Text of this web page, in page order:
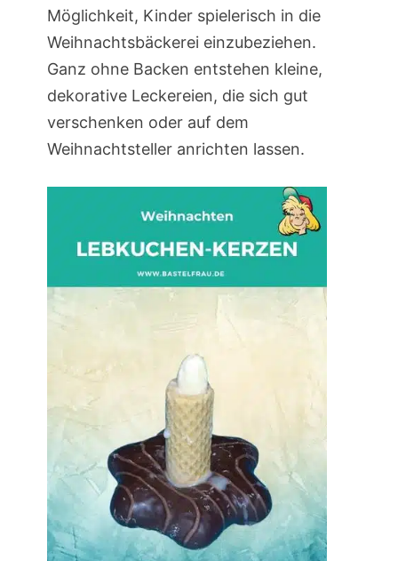
Möglichkeit, Kinder spielerisch in die
Weihnachtsbäckerei einzubeziehen.
Ganz ohne Backen entstehen kleine,
dekorative Leckereien, die sich gut
verschenken oder auf dem
Weihnachtsteller anrichten lassen.